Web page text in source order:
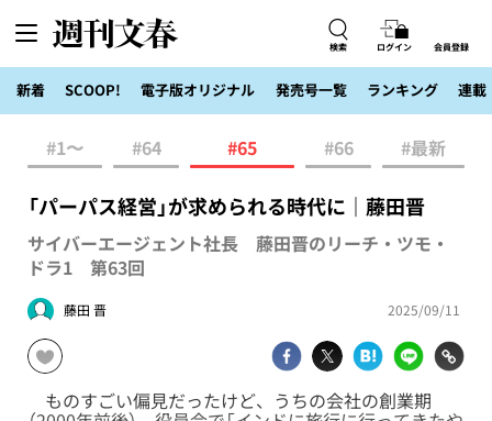
検索 ログイン 会員登録
新着 SCOOP! 電子版オリジナル 発売号一覧 ランキング 連載
#1〜 #64 #65 #66 #最新
「パーパス経営」が求められる時代に｜藤田晋
サイバーエージェント社長 藤田晋のリーチ・ツモ・
ドラ1 第63回
藤田 晋 2025/09/11
ものすごい偏見だったけど、うちの会社の創業期